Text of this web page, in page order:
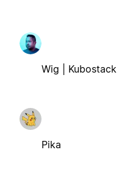
Wig | Kubostack
Pika